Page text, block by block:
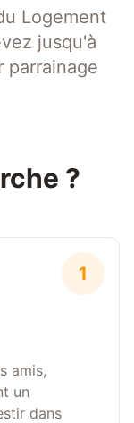
Logement
jusqu'à
parrainage
?
1
amis,
un
dans